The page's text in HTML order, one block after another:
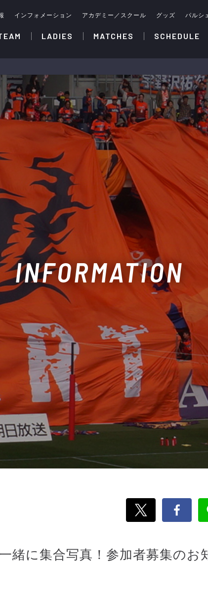
インフォメーション アカデミー／スクール グッズ パルシ
LADIES MATCHES SCHEDULE
INFORMATION
緒に集合写真！参加者募集のお